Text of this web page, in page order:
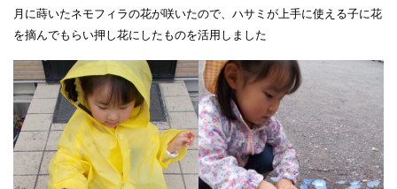
月に蒔いたネモフィラの花が咲いたので、ハサミが上手に使える子に花
を摘んでもらい押し花にしたものを活用しました